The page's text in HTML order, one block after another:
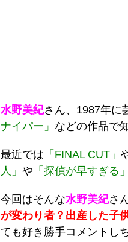
水野美紀さん、1987年に
ナイパー 」 などの作品で
最近では 「FINAL CUT」
人」 や 「探偵が早すぎる」
今回はそんな水野美紀さ
が変わり者？出産した子
ても好き勝手コメントし